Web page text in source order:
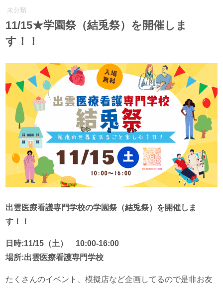
未分類
11/15★学園祭（結兎祭）を開催しま
す！！
出雲医療看護専門学校の学園祭（結兎祭）を開催しま
す！！
日時:11/15（土） 10:00-16:00
場所:出雲医療看護専門学校
たくさんのイベント、模擬店など企画してるので是非お友